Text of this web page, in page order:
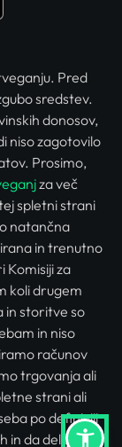
Pred
sredstev.
donosov,
niso zagotovilo
Prosimo,
za več
spletni strani
natančna
in trenutno
Komisiji za
koli drugem
in storitve so
in niso
računov
trgovanja ali
strani ali
po definiciji
in da delujete v